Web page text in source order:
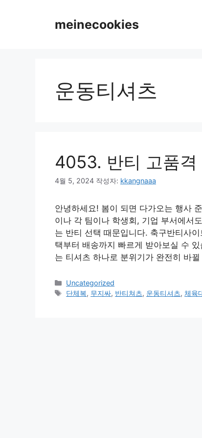
meinecookies
운동티셔츠
4053. 반티 고품
4월 5, 2024 작성자: kkangnaaa
안녕하세요! 봄이 되면 다가오는 행사
이나 각 팀이나 학생회, 기업 부서에서
는 반티 선택 때문입니다. 축구반티사
택부터 배송까지 빠르게 받아보실 수
는 티셔츠 하나로 분위기가 완전히 바
카
테
Uncategorized
태
단체복, 무지싸, 반티쳐츠, 운동티셔츠, 체육